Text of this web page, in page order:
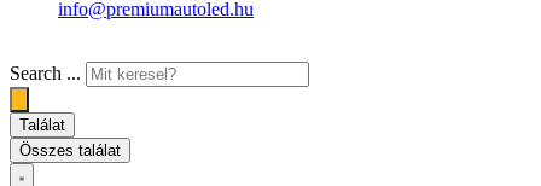
info@premiumautoled.hu
Search ...
Találat
Összes találat